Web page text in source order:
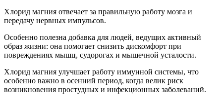
Хлорид магния отвечает за правильную работу мозга и
передачу нервных импульсов.
Особенно полезна добавка для людей, ведущих активный
образ жизни: она помогает снизить дискомфорт при
повреждениях мышц, судорогах и мышечной усталости.
Хлорид магния улучшает работу иммунной системы, что
особенно важно в осенний период, когда велик риск
возникновения простудных и инфекционных заболеваний.